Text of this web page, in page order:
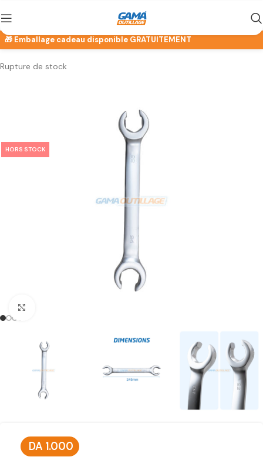
Rupture de stock
HORS STOCK
DA 1.000